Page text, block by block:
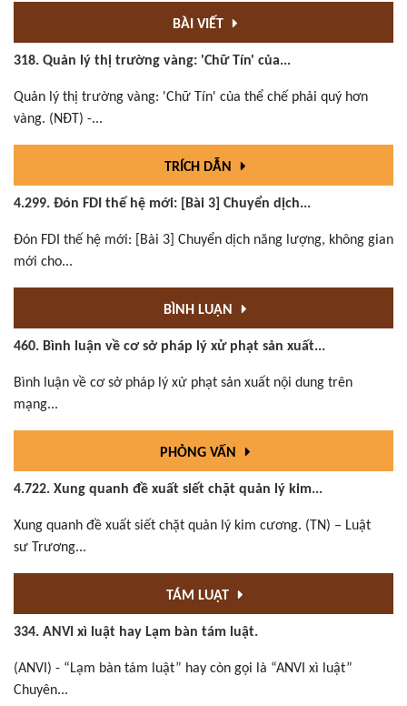
BÀI VIẾT
318. Quản lý thị trường vàng: 'Chữ Tín' của...
Quản lý thị trường vàng: 'Chữ Tín' của thể chế phải quý hơn
vàng. (NĐT) -...
TRÍCH DẪN
4.299. Đón FDI thế hệ mới: [Bài 3] Chuyển dịch...
Đón FDI thế hệ mới: [Bài 3] Chuyển dịch năng lượng, không gian
mới cho...
BÌNH LUẬN
460. Bình luận về cơ sở pháp lý xử phạt sản xuất...
Bình luận về cơ sở pháp lý xử phạt sản xuất nội dung trên
mạng...
PHỎNG VẤN
4.722. Xung quanh đề xuất siết chặt quản lý kim...
Xung quanh đề xuất siết chặt quản lý kim cương. (TN) – Luật
sư Trương...
TÁM LUẬT
334. ANVI xì luật hay Lạm bàn tám luật.
(ANVI) - “Lạm bàn tám luật” hay còn gọi là “ANVI xì luật”
Chuyên...